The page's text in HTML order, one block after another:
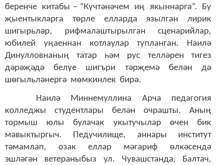
беренче китабы – “Күчтәнәчем иң якыннарга”. Бу
җыентыкларга төрле елларда язылган лирик
шигырьләр, рифмалаштырылган сценарийлар,
юбилей уңаеннан котлаулар тупланган. Наилә
Динулловнаның татар һәм рус телләрен тигез
дәрәҗәдә белүе шигъри тәрҗемә белән дә
шөгыльләнергә мөмкинлек бирә.
Наилә Миннемуллина Арча педагогия
колледжы студентлары белән очрашты. Аның
тормыш юлы булачак укытучылар өчен бик
мавыктыргыч. Педучилище, аннары институт
тәмамлап, озак еллар мәгариф өлкәсендә
эшләгән ветераныбыз ул. Чувашстанда, Балтач,